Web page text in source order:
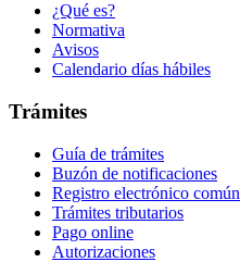
¿Qué es?
Normativa
Avisos
Calendario días hábiles
Trámites
Guía de trámites
Buzón de notificaciones
Registro electrónico común
Trámites tributarios
Pago online
Autorizaciones